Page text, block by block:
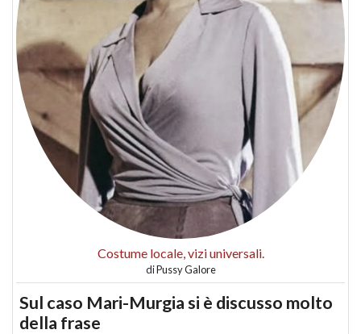
Costume locale, vizi universali.
diPussy Galore
Sul caso Mari-Murgia si è discusso molto
della frase